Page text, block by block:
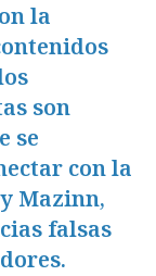
la
son
se
con la
Mazinn,
falsas